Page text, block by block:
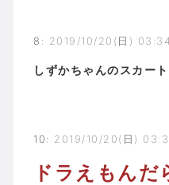
8 : 2019/10/20(日)
しずかちゃんのスカー
10 : 2019/10/20(日)
ドラえもんだ